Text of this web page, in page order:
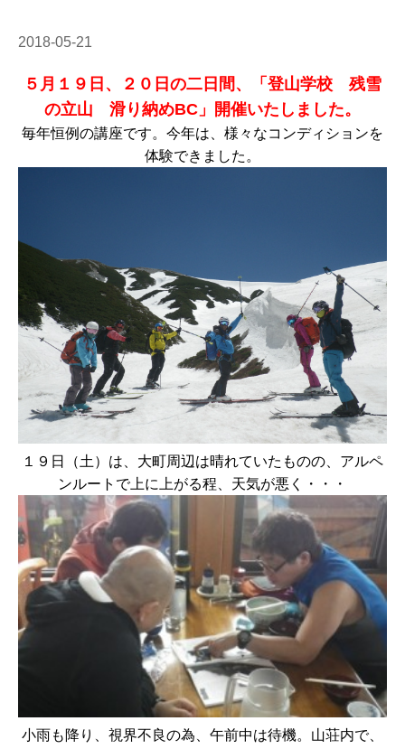
2018-05-21
５月１９日、２０日の二日間、「登山学校 残雪
の立山 滑り納めBC」開催いたしました。
毎年恒例の講座です。今年は、様々なコンディションを
体験できました。
１９日（土）は、大町周辺は晴れていたものの、アルペ
ンルートで上に上がる程、天気が悪く・・・
小雨も降り、視界不良の為、午前中は待機。山荘内で、